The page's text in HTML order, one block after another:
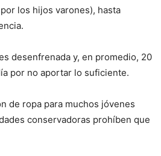
los hijos varones), hasta
desenfrenada y, en promedio, 20
por no aportar lo suficiente.
de ropa para muchos jóvenes
conservadoras prohíben que